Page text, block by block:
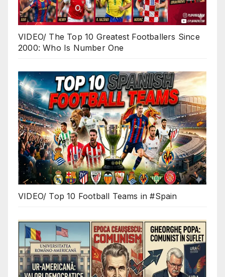
VIDEO/ The Top 10 Greatest Footballers Since
2000: Who Is Number One
VIDEO/ Top 10 Football Teams in #Spain